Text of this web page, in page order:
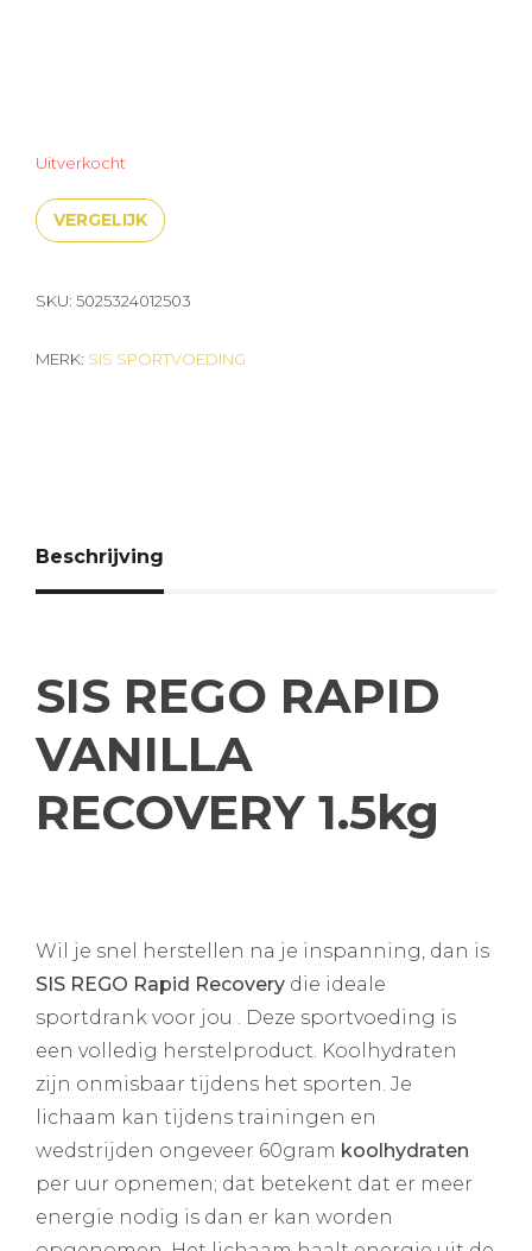
Uitverkocht
VERGELIJK
SKU: 5025324012503
MERK: SIS SPORTVOEDING
Beschrijving
SIS REGO RAPID
VANILLA
RECOVERY 1.5kg
Wil je snel herstellen na je inspanning, dan is
SIS REGO Rapid Recovery die ideale
sportdrank voor jou . Deze sportvoeding is
een volledig herstelproduct. Koolhydraten
zijn onmisbaar tijdens het sporten. Je
lichaam kan tijdens trainingen en
wedstrijden ongeveer 60gram koolhydraten
per uur opnemen; dat betekent dat er meer
energie nodig is dan er kan worden